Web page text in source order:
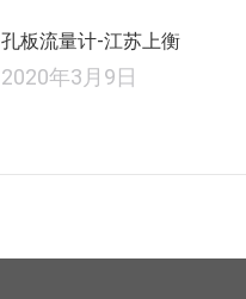
孔板流量计-江苏上衡
2020年3月9日